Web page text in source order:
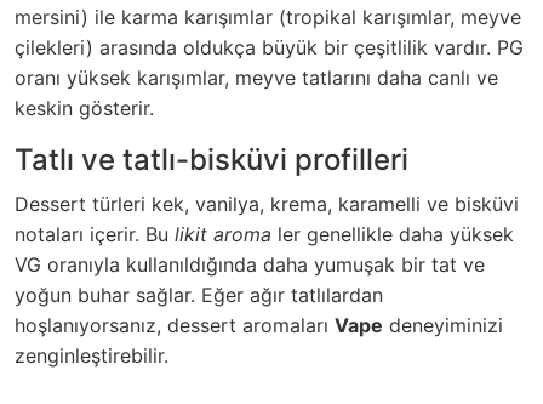
mersini) ile karma karışımlar (tropikal karışımlar, meyve
çilekleri) arasında oldukça büyük bir çeşitlilik vardır. PG
oranı yüksek karışımlar, meyve tatlarını daha canlı ve
keskin gösterir.
Tatlı ve tatlı-bisküvi profilleri
Dessert türleri kek, vanilya, krema, karamelli ve bisküvi
notaları içerir. Bu likit aroma ler genellikle daha yüksek
VG oranıyla kullanıldığında daha yumuşak bir tat ve
yoğun buhar sağlar. Eğer ağır tatlılardan
hoşlanıyorsanız, dessert aromaları Vape deneyiminizi
zenginleştirebilir.